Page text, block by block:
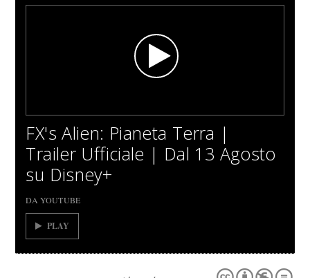
FX's Alien: Pianeta Terra |
Trailer Ufficiale | Dal 13 Agosto
su Disney+
DA YOUTUBE
PLAY